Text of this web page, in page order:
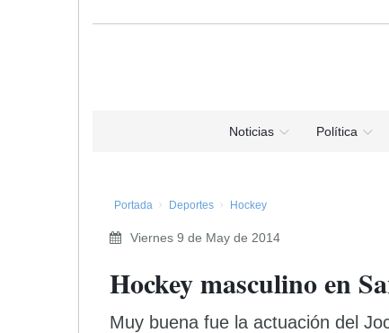
Noticias Política
Portada Deportes Hockey
Viernes 9 de May de 2014
Hockey masculino en
Muy buena fue la actuación del